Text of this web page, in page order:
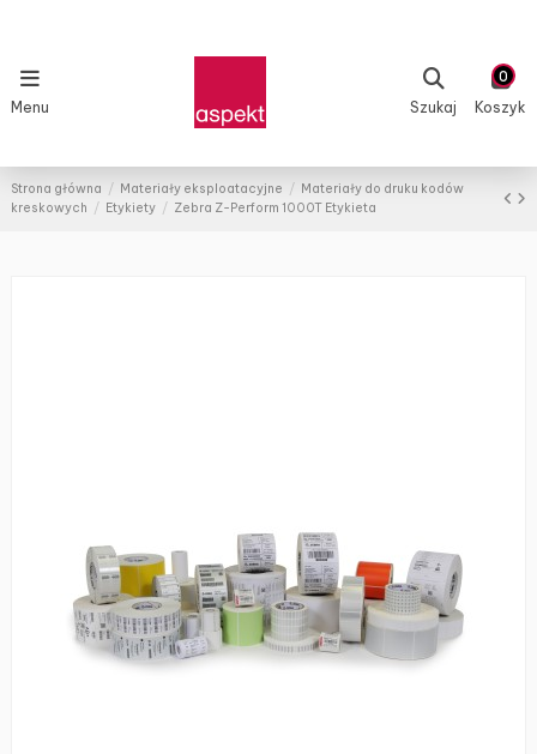
Menu Szukaj
0
Koszyk
Strona główna Materiały eksploatacyjne
Materiały do druku kodów
kreskowych
Etykiety Zebra Z-Perform 1000T Etykieta